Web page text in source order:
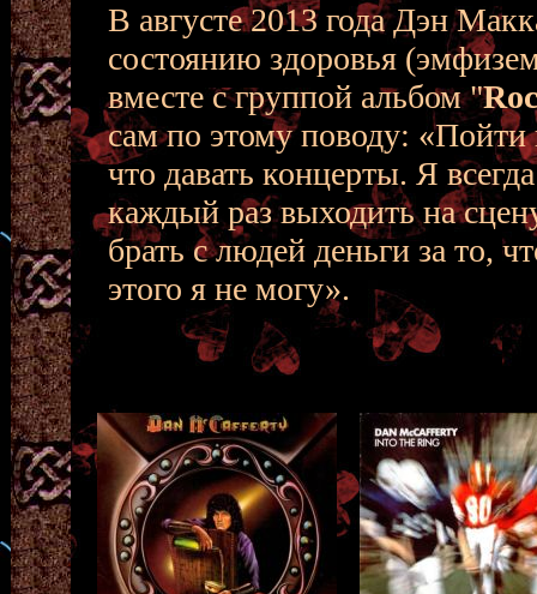
В августе 2013 года Дэн
состоянию здоровья
вместе с группой альбом "
сам по этому поводу: «Пойти
что давать концерты. Я
каждый раз выходить на
брать с людей деньги за то,
этого я не могу».